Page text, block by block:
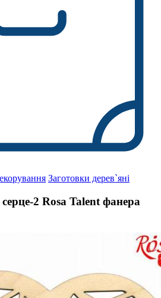
Заготовки дерев`яні
2 Rosa Talent фанера